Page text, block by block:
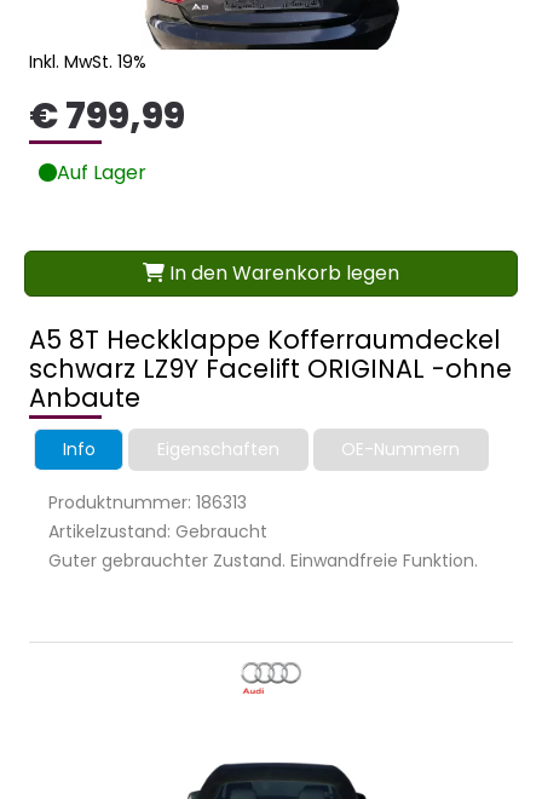
A5 8T Heckklappe Kofferraumdeckel
schwarz LZ9Y Facelift ORIGINAL -ohne
Anbaute
Info Eigenschaften OE-Nummern
Produktnummer: 186313
Artikelzustand: Gebraucht
Guter gebrauchter Zustand. Einwandfreie Funktion.
Inkl. MwSt. 19%
€ 799,99
Auf Lager
In den Warenkorb legen